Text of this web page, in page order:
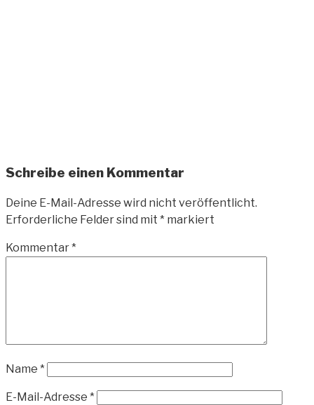
Schreibe einen Kommentar
Deine E-Mail-Adresse wird nicht veröffentlicht.
Erforderliche Felder sind mit * markiert
Kommentar*
Name *
E-Mail-Adresse *